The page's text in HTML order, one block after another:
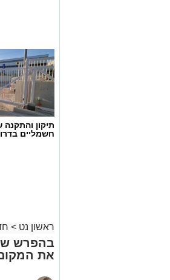
תיקון והתקנה
חשמליים
ראשון נט >
בהפרש
את